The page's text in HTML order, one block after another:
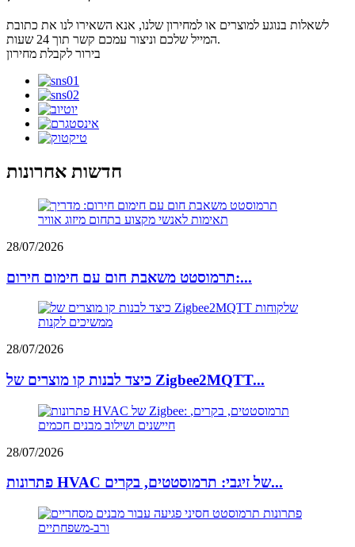
לשאלות בנוגע למוצרים או למחירון שלנו, אנא השאירו לנו את כתובת
המייל שלכם וניצור עמכם קשר תוך 24 שעות.
בירור לקבלת מחירון
חדשות אחרונות
28/07/2026
תרמוסטט משאבת חום עם חימום חירום:...
28/07/2026
כיצד לבנות קו מוצרים של Zigbee2MQTT...
28/07/2026
פתרונות HVAC של זיגבי: תרמוסטטים, בקרים...